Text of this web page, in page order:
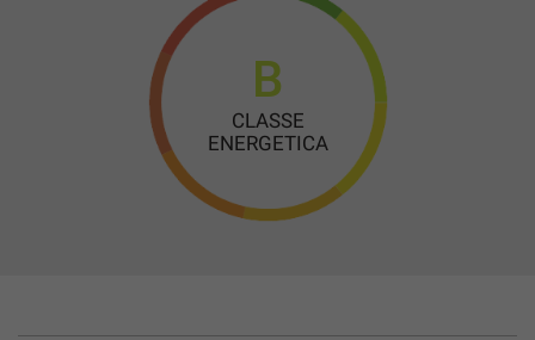
Volante in pelle
Volante multifunzione
B
CLASSE
ENERGETICA